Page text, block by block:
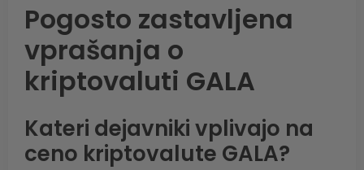
Pogosto zastavljena
vprašanja o
kriptovaluti GALA
Kateri dejavniki vplivajo na
ceno kriptovalute GALA?